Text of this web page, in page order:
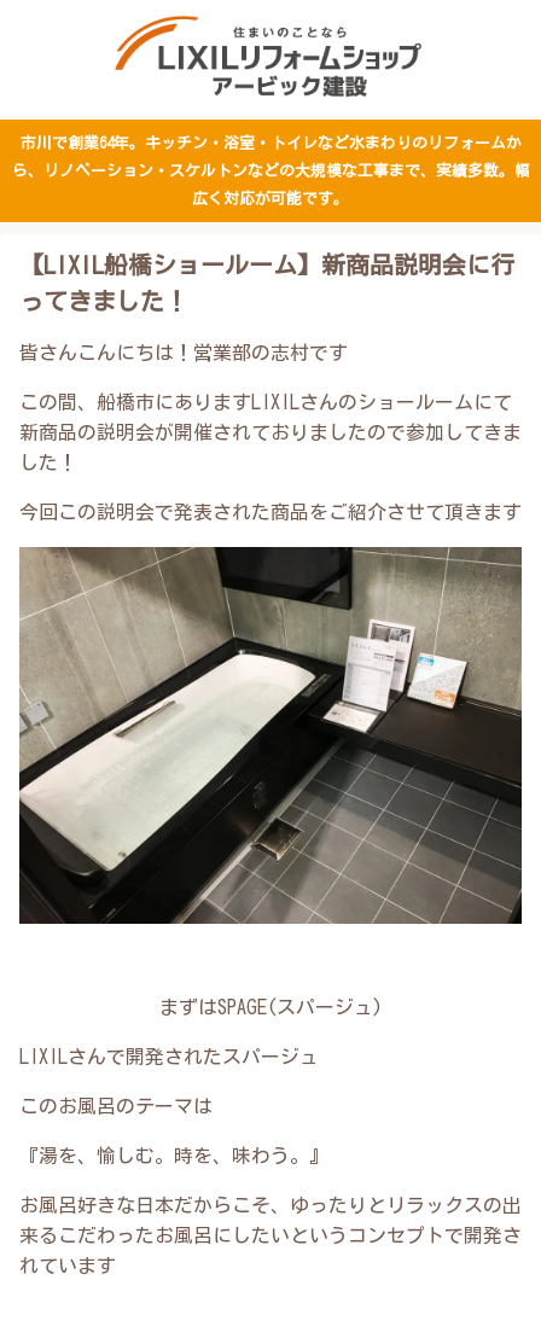
市川で創業64年。キッチン・浴室・トイレなど水まわりのリフォームか
ら、リノベーション・スケルトンなどの大規模な工事まで、実績多数。幅
広く対応が可能です。
【LIXIL船橋ショールーム】新商品説明会に行
ってきました！
皆さんこんにちは！営業部の志村です
この間、船橋市にありますLIXILさんのショールームにて
新商品の説明会が開催されておりましたので参加してきま
した！
今回この説明会で発表された商品をご紹介させて頂きます
まずはSPAGE(スパージュ)
LIXILさんで開発されたスパージュ
このお風呂のテーマは
『湯を、愉しむ。時を、味わう。』
お風呂好きな日本だからこそ、ゆったりとリラックスの出
来るこだわったお風呂にしたいというコンセプトで開発さ
れています